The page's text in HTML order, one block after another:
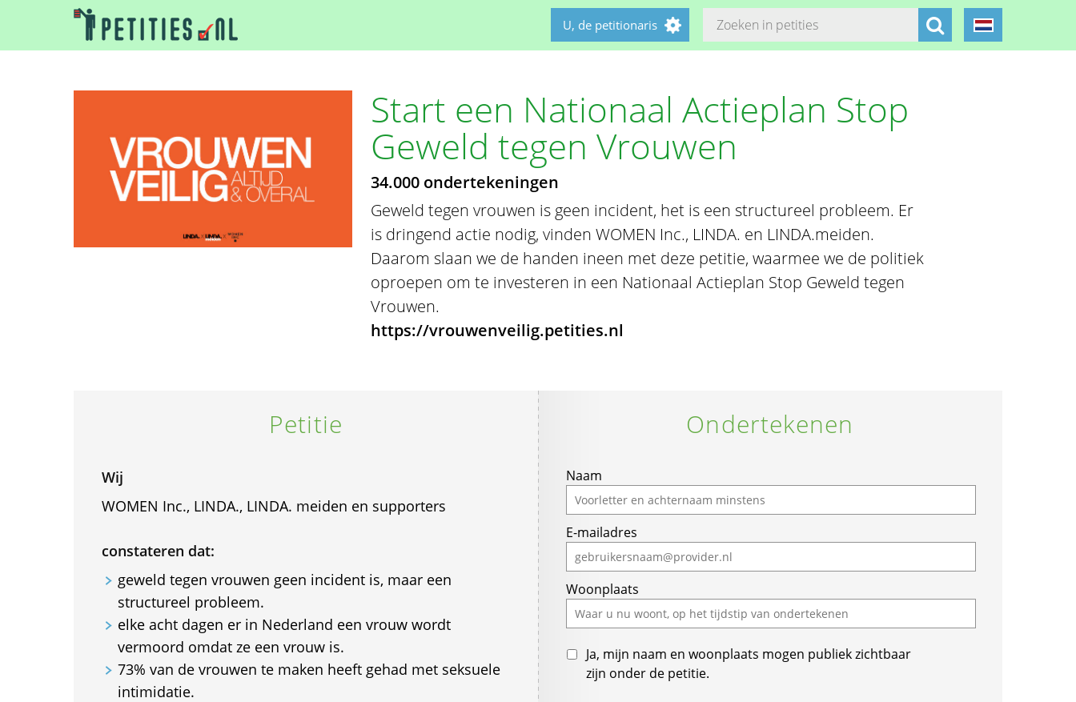
U, de petitionaris
Start een Nationaal Actieplan Stop
Geweld tegen Vrouwen
34.000 ondertekeningen
Geweld tegen vrouwen is geen incident, het is een structureel probleem. Er
is dringend actie nodig, vinden WOMEN Inc., LINDA. en LINDA.meiden.
Daarom slaan we de handen ineen met deze petitie, waarmee we de politiek
oproepen om te investeren in een Nationaal Actieplan Stop Geweld tegen
Vrouwen.
https://vrouwenveilig.petities.nl
Petitie
Wij
WOMEN Inc., LINDA., LINDA. meiden en supporters
constateren dat:
geweld tegen vrouwen geen incident is, maar een
structureel probleem.
elke acht dagen er in Nederland een vrouw wordt
vermoord omdat ze een vrouw is.
73% van de vrouwen te maken heeft gehad met seksuele
intimidatie.
Ondertekenen
If
you
are
a
human,
ignore
this
field
Naam
E-mailadres
Woonplaats
Ja, mijn naam en woonplaats mogen publiek zichtbaar
zijn onder de petitie.